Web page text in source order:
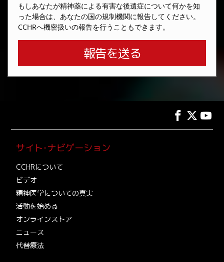
もしあなたが精神薬による有害な後遺症について何かを知
った場合は、あなたの国の規制機関に報告してください。
CCHRへ機密扱いの報告を行うこともできます。
報告を送る
サイト･ナビゲーション
CCHRについて
ビデオ
精神医学についての真実
活動を始める
オンラインストア
ニュース
代替療法